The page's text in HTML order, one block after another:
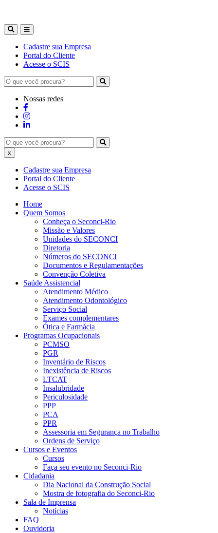
Cadastre sua Empresa
Portal do Cliente
Acesse o SCIS
Nossas redes
x
Cadastre sua Empresa
Portal do Cliente
Acesse o SCIS
Home
Quem Somos
Conheça o Seconci-Rio
Missão e Valores
Unidades do SECONCI
Diretoria
Números do SECONCI
Documentos e Regulamentações
Convenção Coletiva
Saúde Assistencial
Atendimento Médico
Atendimento Odontológico
Serviço Social
Exames complementares
Ótica e Farmácia
Programas Ocupacionais
PCMSO
PGR
Inventário de Riscos
Inexistência de Riscos
LTCAT
Insalubridade
Periculosidade
PPP
PCA
PPR
Assessoria em Segurança no Trabalho
Ordens de Serviço
Cursos e Eventos
Cursos
Faça seu evento no Seconci-Rio
Cidadania
Dia Nacional da Construção Social
Mostra de fotografia do Seconci-Rio
Sala de Imprensa
Notícias
FAQ
Ouvidoria